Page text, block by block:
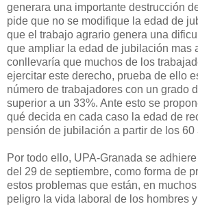
generara una importante destrucción
pide que no se modifique la edad de
que el trabajo agrario genera una
que ampliar la edad de jubilación mas
conllevaría que muchos de los
ejercitar este derecho, prueba de ello
número de trabajadores con un grado
superior a un 33%. Ante esto se
qué decida en cada caso la edad de
pensión de jubilación a partir de los 60
Por todo ello, UPA-Granada se
del 29 de septiembre, como forma de
estos problemas que están, en
peligro la vida laboral de los hombres